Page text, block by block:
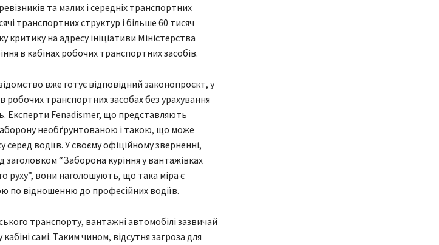
та малих і середніх транспортних
транспортних структур і більше 60 тисяч
критику на адресу ініціативи Міністерства
в кабінах робочих транспортних засобів.
вже готує відповідний законопроєкт, у
робочих транспортних засобах без урахування
Експерти Fenadismer, що представляють
необґрунтованою і такою, що може
водіїв. У своєму офіційному зверненні,
заголовком “Заборона куріння у вантажівках
руху”, вони наголошують, що така міра є
по відношенню до професійних водіїв.
транспорту, вантажні автомобілі зазвичай
самі. Таким чином, відсутня загроза для